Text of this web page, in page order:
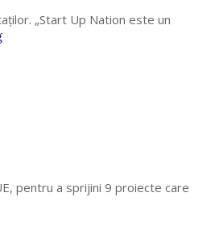
„Start Up Nation este un
pentru a sprijini 9 proiecte care